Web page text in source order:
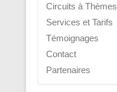
Circuits à Thèmes
Services et Tarifs
Témoignages
Contact
Partenaires